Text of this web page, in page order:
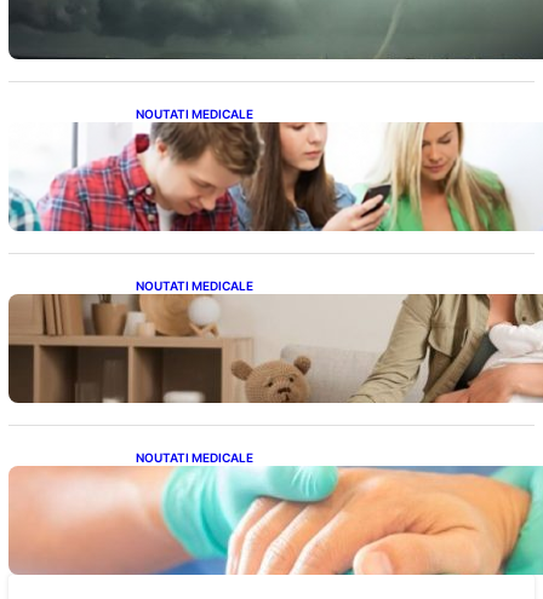
NOUTATI MEDICALE
Impactul ascuns al smartphone-urilor asupra
sănătății: Cum scrollingul zilnic ne afectează
corpul
NOUTATI MEDICALE
Compararea pompelor de sân electrice și
manuale: Alegerea ideală pentru mamele
moderne
NOUTATI MEDICALE
Ghid complet pentru operația gratuită a
mâinii în sistemul public de sănătate: pași,
avantaje și recuperare